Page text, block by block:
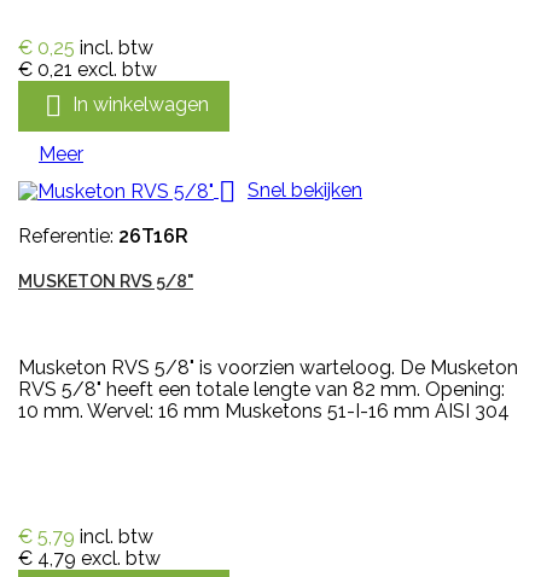
€ 0,25 incl. btw
€ 0,21 excl. btw
 In winkelwagen
Meer
 Snel bekijken
Referentie: 26T16R
MUSKETON RVS 5/8"
Musketon RVS 5/8" is voorzien warteloog. De Musketon
RVS 5/8" heeft een totale lengte van 82 mm. Opening:
10 mm. Wervel: 16 mm Musketons 51-I-16 mm AISI 304
€ 5,79 incl. btw
€ 4,79 excl. btw